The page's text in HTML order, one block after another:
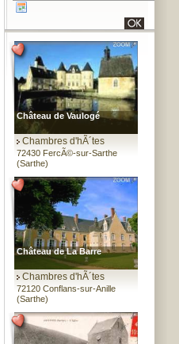
Château de Vaulogé
Chambres d'hÃ´tes
72430 FercÃ©-sur-Sarthe
(Sarthe)
Château de La Barre
Chambres d'hÃ´tes
72120 Conflans-sur-Anille
(Sarthe)